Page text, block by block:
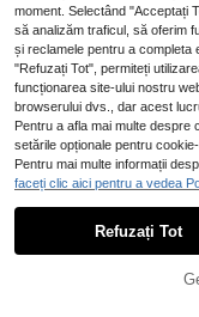
moment. Selectând "Acceptați
să analizăm traficul, să oferim
și reclamele pentru a completa
"Refuzați Tot", permiteți
funcționarea site-ului nostru
browserului dvs., dar acest
Pentru a afla mai multe despre
setările opționale pentru
Pentru mai multe informații
faceți clic aici pentru a vedea
Refuzați Tot